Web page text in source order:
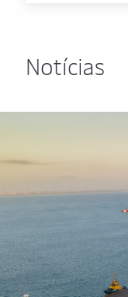
Notícias